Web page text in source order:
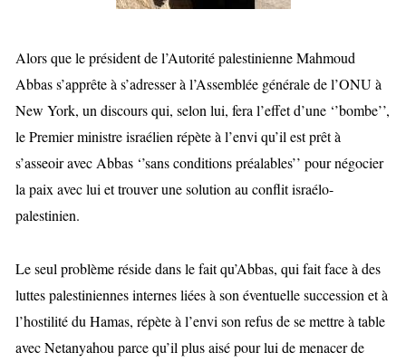
Alors que le président de l’Autorité palestinienne Mahmoud
Abbas s’apprête à s’adresser à l’Assemblée générale de l’ONU à
New York, un discours qui, selon lui, fera l’effet d’une ‘’bombe’’,
le Premier ministre israélien répète à l’envi qu’il est prêt à
s’asseoir avec Abbas ‘’sans conditions préalables’’ pour négocier
la paix avec lui et trouver une solution au conflit israélo-
palestinien.
Le seul problème réside dans le fait qu’Abbas, qui fait face à des
luttes palestiniennes internes liées à son éventuelle succession et à
l’hostilité du Hamas, répète à l’envi son refus de se mettre à table
avec Netanyahou parce qu’il plus aisé pour lui de menacer de